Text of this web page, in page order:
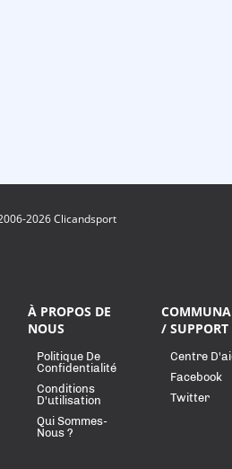
2026 Clicandsport
À PROPOS DE
NOUS
Politique De
Confidentialité
Conditions
D'utilisation
Qui Sommes-
Nous ?
/ SUPPORT
Centre
Facebook
Twitter